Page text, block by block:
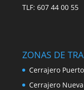
TLF: 607 44 00 55
ZONAS DE
Cerrajero
Cerrajero